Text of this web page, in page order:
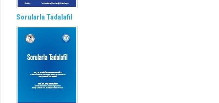
Sorularla Tadalafil